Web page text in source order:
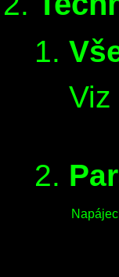
Viz